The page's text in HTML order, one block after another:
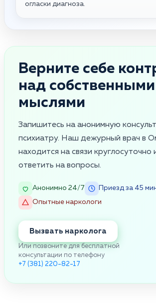
огласки диагноза.
Верните себе
над собственными
мыслями
Запишитесь на анонимную
психиатру. Наш дежурный врач в
находится на связи круглосуточно
ответить на вопросы.
Анонимно 24/7
Приезд за 45
Опытные наркологи
Вызвать нарколога
Или позвоните для бесплатной
консультации по телефону
+7 (381) 220-82-17